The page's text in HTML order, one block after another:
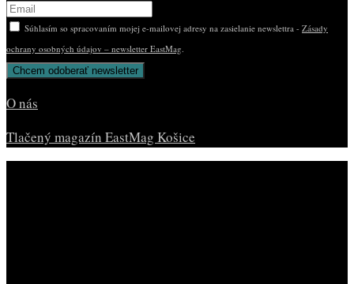
Súhlasím so spracovaním mojej e-mailovej adresy na zasielanie newslettra - Zásady
ochrany osobných údajov – newsletter EastMag.
O nás
Tlačený magazín EastMag Košice